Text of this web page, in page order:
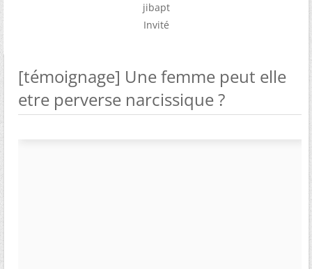
jibapt
Invité
[témoignage] Une femme peut elle
etre perverse narcissique ?